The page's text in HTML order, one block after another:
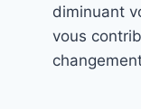
diminuant
vous